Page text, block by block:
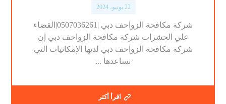
22 يونيو، 2024
شركة مكافحة الزواحف دبي |0507036261|القضاء
علي الحشرات شركة مكافحة الزواحف دبي إن
شركة مكافحة الزواحف دبي لديها الإمكانيات التي
تساعدها ...
اقرأ أكثر